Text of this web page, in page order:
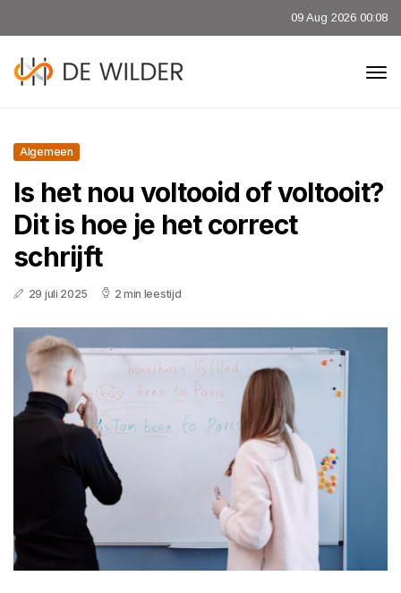
09 Aug 2026 00:08
Algemeen
Is het nou voltooid of voltooit?
Dit is hoe je het correct
schrijft
29 juli 2025 2 min leestijd